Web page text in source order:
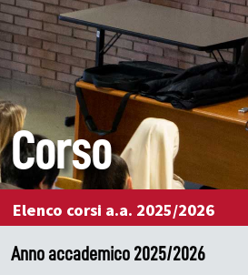
Corso
Elenco corsi a.a. 2025/2026
Anno accademico 2025/2026